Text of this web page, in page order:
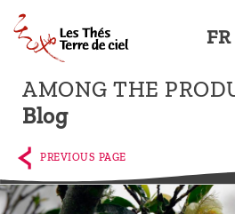
AMONG THE
Blog
FR
Home
The
shop
Terre
de
PREVIOUS PAGE